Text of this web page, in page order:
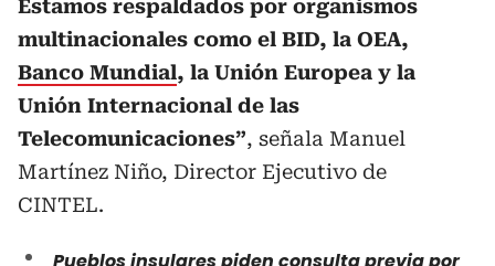
Estamos respaldados por organismos
multinacionales como el BID, la OEA,
Banco Mundial, la Unión Europea y la
Unión Internacional de las
Telecomunicaciones”, señala Manuel
Martínez Niño, Director Ejecutivo de
CINTEL.